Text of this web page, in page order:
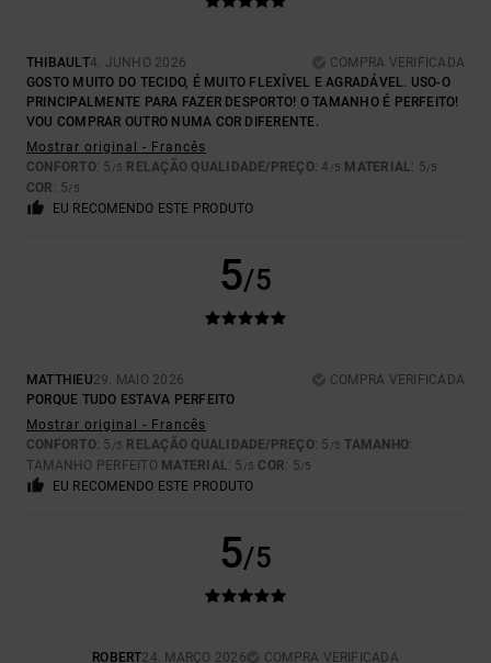
THIBAULT4. JUNHO 2026
COMPRA VERIFICADA
GOSTO MUITO DO TECIDO, É MUITO FLEXÍVEL E AGRADÁVEL. USO-O
PRINCIPALMENTE PARA FAZER DESPORTO! O TAMANHO É PERFEITO!
VOU COMPRAR OUTRO NUMA COR DIFERENTE.
Mostrar original - Francês
CONFORTO: 5 /5 RELAÇÃO QUALIDADE/PREÇO: 4 /5 MATERIAL: 5/5
COR : 5/5
EU RECOMENDO ESTE PRODUTO
5/5
MATTHIEU29. MAIO 2026
COMPRA VERIFICADA
PORQUE TUDO ESTAVA PERFEITO
Mostrar original - Francês
CONFORTO: 5 /5 RELAÇÃO QUALIDADE/PREÇO: 5 /5 TAMANHO:
TAMANHO PERFEITO MATERIAL: 5 /5 COR: 5/5
EU RECOMENDO ESTE PRODUTO
5/5
ROBERT24. MARÇO 2026
COMPRA VERIFICADA